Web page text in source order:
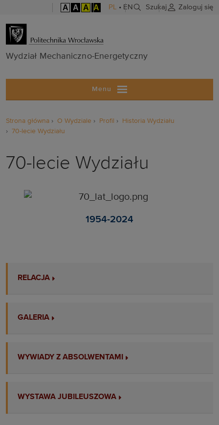
A A A A PL • EN Szukaj Zaloguj się
Wydział
Wydział Mechaniczno-Energetyczny
Menu
Strona główna O Wydziale Profil
Historia Wydziału
70-lecie Wydziału
70-lecie Wydziału
1954-2024
RELACJA
GALERIA
WYWIADY Z ABSOLWENTAMI
WYSTAWA JUBILEUSZOWA